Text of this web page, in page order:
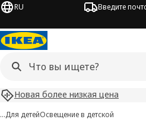
RU Введите
Новая более низкая цена
…Для детейОсвещение в детской